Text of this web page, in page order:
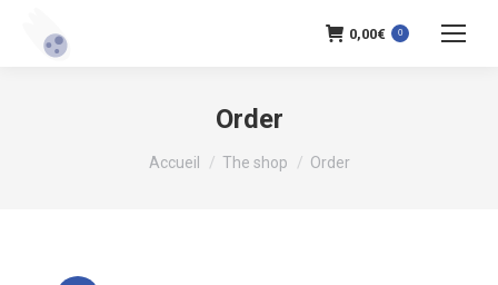
0,00€ 0
Order
Vous êtes ici :
Accueil The shop Order